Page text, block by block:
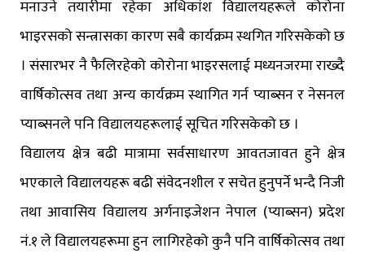
मनाउने तयारीमा रहेका अधिकांश विद्यालयहरूले कोरोना
भाइरसको सन्त्रासका कारण सबै कार्यक्रम स्थगित गरिसकेको छ
। संसारभर नै फैलिरहेको कोरोना भाइरसलाई मध्यनजरमा राख्दै
वार्षिकोत्सव तथा अन्य कार्यक्रम स्थागित गर्न प्याब्सन र नेसनल
प्याब्सनले पनि विद्यालयहरूलाई सूचित गरिसकेको छ ।
विद्यालय क्षेत्र बढी मात्रामा सर्वसाधारण आवतजावत हुने क्षेत्र
भएकाले विद्यालयहरू बढी संवेदनशील र सचेत हुनुपर्ने भन्दै निजी
तथा आवासिय विद्यालय अर्गनाइजेशन नेपाल (प्याब्सन) प्रदेश
नं.१ ले विद्यालयहरूमा हुन लागिरहेको कुनै पनि वार्षिकोत्सव तथा